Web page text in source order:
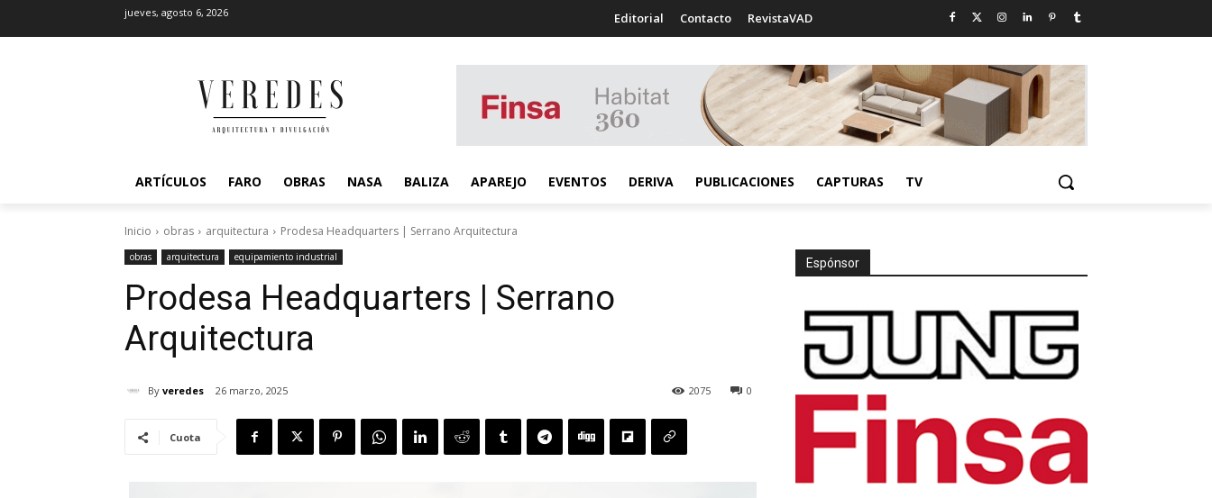
jueves, agosto 6, 2026 Editorial Contacto RevistaVAD
ARTÍCULOS FARO OBRAS NASA BALIZA APAREJO EVENTOS DERIVA PUBLICACIONES CAPTURAS TV
Inicio obras arquitectura Prodesa Headquarters | Serrano Arquitectura
obras arquitectura equipamiento industrial
Prodesa Headquarters | Serrano
Arquitectura
By veredes 26 marzo, 2025 0
2075
Cuota
Espónsor